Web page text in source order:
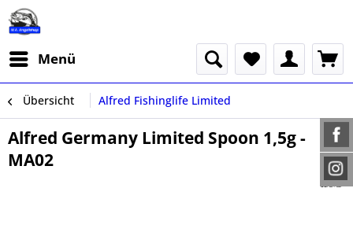
Menü
Übersicht Alfred Fishinglife Limited
Alfred Germany Limited Spoon 1,5g -
MA02